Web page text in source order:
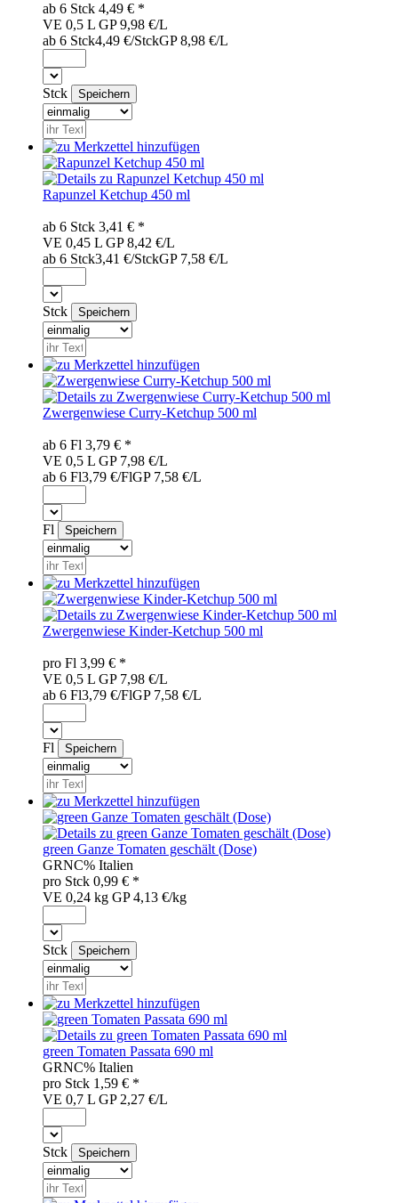
ab 6 Stck 4,49 € *
VE 0,5 L GP 9,98 €/L
ab 6 Stck4,49 €/StckGP 8,98 €/L
Stck
Rapunzel Ketchup 450 ml
ab 6 Stck 3,41 € *
VE 0,45 L GP 8,42 €/L
ab 6 Stck3,41 €/StckGP 7,58 €/L
Stck
Zwergenwiese Curry-Ketchup 500 ml
ab 6 Fl 3,79 € *
VE 0,5 L GP 7,98 €/L
ab 6 Fl3,79 €/FlGP 7,58 €/L
Fl
Zwergenwiese Kinder-Ketchup 500 ml
pro Fl 3,99 € *
VE 0,5 L GP 7,98 €/L
ab 6 Fl3,79 €/FlGP 7,58 €/L
Fl
green Ganze Tomaten geschält (Dose)
GRNC% Italien
pro Stck 0,99 € *
VE 0,24 kg GP 4,13 €/kg
Stck
green Tomaten Passata 690 ml
GRNC% Italien
pro Stck 1,59 € *
VE 0,7 L GP 2,27 €/L
Stck